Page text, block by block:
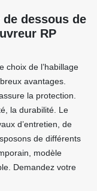
de dessous de
RP
choix de l’habillage
avantages.
la protection.
la durabilité. Le
d’entretien, de
de différents
modèle
Demandez votre